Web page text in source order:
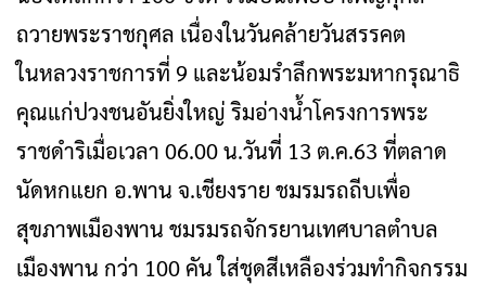
ถวายพระราชกุศล เนื่องในวันคล้ายวันสรร​คต
ในหลวงราชการที่​ 9​ และน้อมรำลึกพระมหา​กรุณา​ธิ
คุณแก่ปวงชนอันยิ่งใหญ่​ ริมอ่างน้ำโครง​การพระ
ราชดำริเมื่อเวลา​ 06.00 น.วันที่​ 13 ต.ค.63 ที่ตลาด
นัดหกแยก​ อ.พาน​ จ.เชียงราย​ ชมรมรถถีบเพื่อ
สุขภาพเมืองพาน ชมรมรถจักรยานเทศบาลตำบล
เมืองพาน กว่า 100 คัน ใส่ชุดสีเหลือง​ร่วมทำกิจ​กรรม